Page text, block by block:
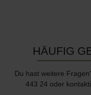
HÄUFIG
Du hast weitere
443 24 oder